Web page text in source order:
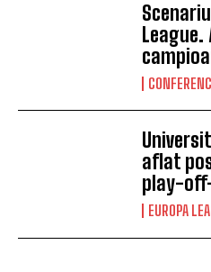
aflat
play-
EUROPA